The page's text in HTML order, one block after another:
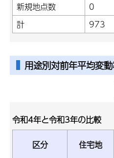
新規地点数
0
計
973
用途別対前年平均変
令和4年と令和3年の比較
区分 住宅地